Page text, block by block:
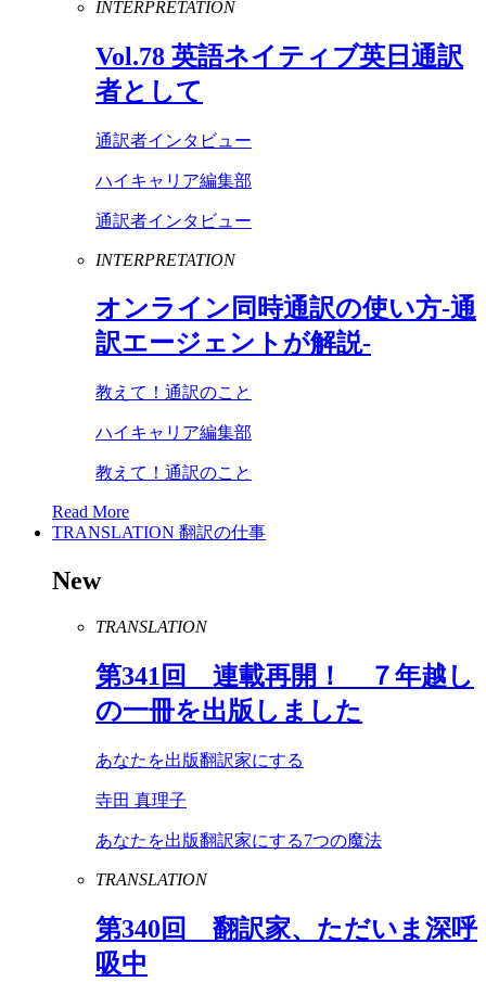
INTERPRETATION
Vol.78 英語ネイティブ英日通訳
者として
通訳者インタビュー
ハイキャリア編集部
通訳者インタビュー
INTERPRETATION
オンライン同時通訳の使い方-通
訳エージェントが解説-
教えて！通訳のこと
ハイキャリア編集部
教えて！通訳のこと
Read More
TRANSLATION 翻訳の仕事
New
TRANSLATION
第341 回 連載再開！ ７年越し
の一冊を出版しました
あなたを出版翻訳家にする
寺田 真理子
あなたを出版翻訳家にする7つの魔法
TRANSLATION
第340回 翻訳家、ただいま深呼
吸中